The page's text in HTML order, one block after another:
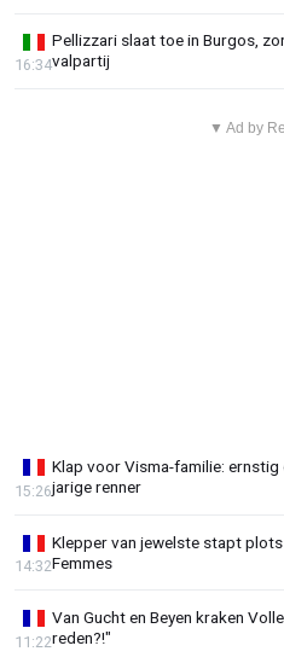
Pellizzari slaat toe in Burgos,
valpartij
16:34
▼ Ad by
Klap voor Visma-familie:
jarige renner
15:26
Klepper van jewelste stapt
Femmes
14:32
Van Gucht en Beyen kraken
reden?!"
11:22